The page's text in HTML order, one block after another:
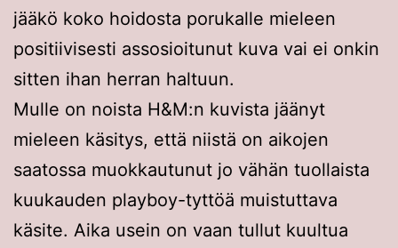
jääkö koko hoidosta porukalle mieleen
positiivisesti assosioitunut kuva vai ei onkin
sitten ihan herran haltuun.
Mulle on noista H&M:n kuvista jäänyt
mieleen käsitys, että niistä on aikojen
saatossa muokkautunut jo vähän tuollaista
kuukauden playboy-tyttöä muistuttava
käsite. Aika usein on vaan tullut kuultua